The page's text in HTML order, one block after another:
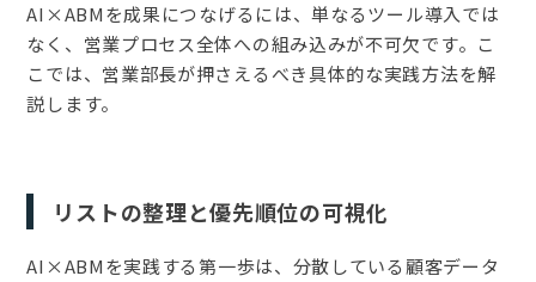
AI×ABMを成果につなげるには、単なるツール導入では
なく、営業プロセス全体への組み込みが不可欠です。こ
こでは、営業部長が押さえるべき具体的な実践方法を解
説します。
リストの整理と優先順位の可視化
AI×ABMを実践する第一歩は、分散している顧客データ